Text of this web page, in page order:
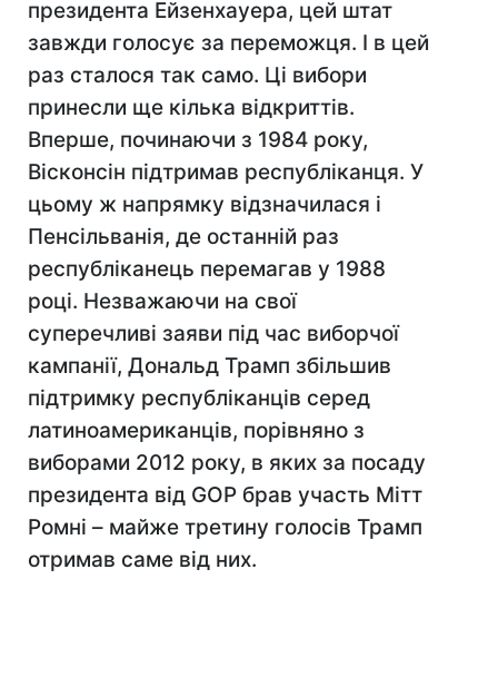
президента Ейзенхауера, цей штат
завжди голосує за переможця. І в цей
раз сталося так само. Ці вибори
принесли ще кілька відкриттів.
Вперше, починаючи з 1984 року,
Вісконсін підтримав республіканця. У
цьому ж напрямку відзначилася і
Пенсільванія, де останній раз
республіканець перемагав у 1988
році. Незважаючи на свої
суперечливі заяви під час виборчої
кампанії, Дональд Трамп збільшив
підтримку республіканців серед
латиноамериканців, порівняно з
виборами 2012 року, в яких за посаду
президента від GOP брав участь Мітт
Ромні – майже третину голосів Трамп
отримав саме від них.